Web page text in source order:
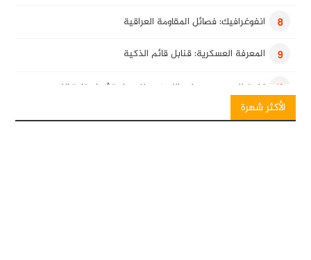
8 انفوغرافيك: فصائل المقاومة العراقية
9 المعرفة العسكرية: قنابل قائم الذكية
10 كلمة للسيد حسن نصرالله في ذكرى استشهاد قادة النصر
الأكثر شهرة